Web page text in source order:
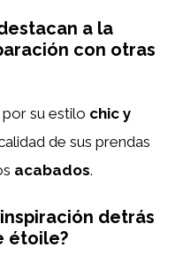
a la
con otras
su estilo chic y
de sus prendas
acabados.
detrás
étoile?